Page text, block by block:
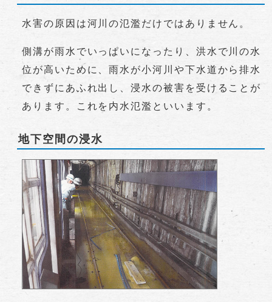
水害の原因は河川の氾濫だけではありません。
側溝が雨水でいっぱいになったり、洪水で川の水
位が高いために、雨水が小河川や下水道から排水
できずにあふれ出し、浸水の被害を受けることが
あります。これを内水氾濫といいます。
地下空間の浸水